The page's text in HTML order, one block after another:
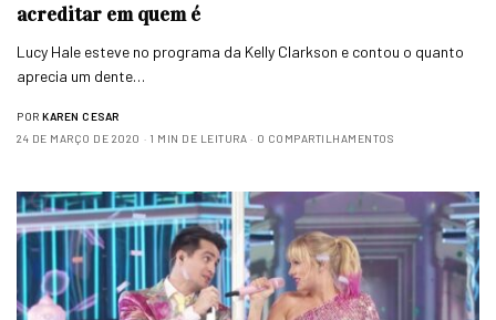
acreditar em quem é
Lucy Hale esteve no programa da Kelly Clarkson e contou o quanto
aprecia um dente…
POR KAREN CESAR
24 DE MARÇO DE 2020
1 MIN DE LEITURA 0 COMPARTILHAMENTOS